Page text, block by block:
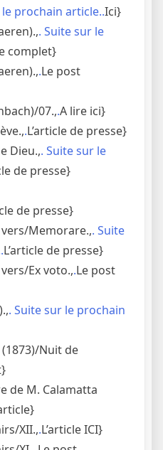
prochain article..Ici}
. Suite sur le
complet}
.Le post
07.,.A lire ici}
.L’article de presse}
Dieu.,. Suite sur le
de presse}
de presse}
Memorare.,. Suite
L’article de presse}
Ex voto.,.Le post
. Suite sur le prochain
Nuit de
de M. Calamatta
XII.,.L’article ICI}